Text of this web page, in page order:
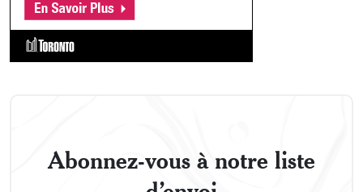
Abonnez-vous à notre liste